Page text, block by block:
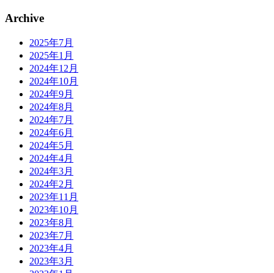
Archive
2025年7月
2025年1月
2024年12月
2024年10月
2024年9月
2024年8月
2024年7月
2024年6月
2024年5月
2024年4月
2024年3月
2024年2月
2023年11月
2023年10月
2023年8月
2023年7月
2023年4月
2023年3月